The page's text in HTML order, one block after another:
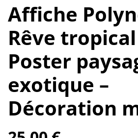
Affiche
Rêve
Poster
exotique –
Décoration